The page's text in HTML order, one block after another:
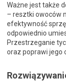
Ważne jest także
– resztki owoców
efektywność
odpowiednio
Przestrzeganie
oraz poprawi jego